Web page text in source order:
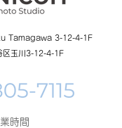
Tamagawa 3-12-4-1F
区玉川3-12-4-1F
時間